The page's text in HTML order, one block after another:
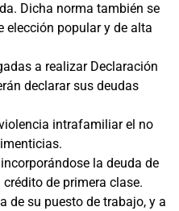
Dicha norma también se
elección popular y de alta
a realizar Declaración
declarar sus deudas
intrafamiliar el no
la deuda de
de primera clase.
de su puesto de trabajo, y a